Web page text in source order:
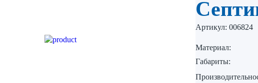
Артикул: 006824
Материал:
Габариты: